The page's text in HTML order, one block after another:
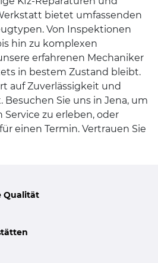
bietet umfassenden
Von Inspektionen
hin zu komplexen
erfahrenen Mechaniker
in bestem Zustand bleibt.
auf Zuverlässigkeit und
Sie uns in Jena, um
zu erleben, oder
einen Termin. Vertrauen Sie
Qualität